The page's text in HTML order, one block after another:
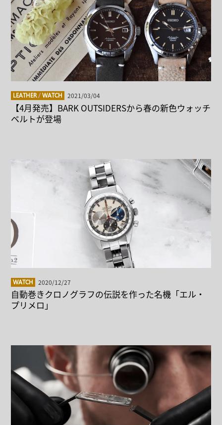
LEATHER/WATCH 2021/03/04
【4月発売】BARK OUTSIDERSから春の新色ウォッチ
ベルトが登場
WATCH 2020/12/27
自動巻きクロノグラフの伝説を作った名機「エル・
プリメロ」